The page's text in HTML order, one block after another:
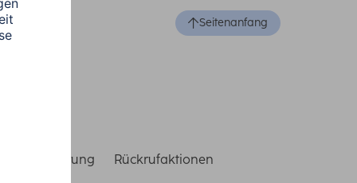
Seitenanfang
Rückrufaktionen